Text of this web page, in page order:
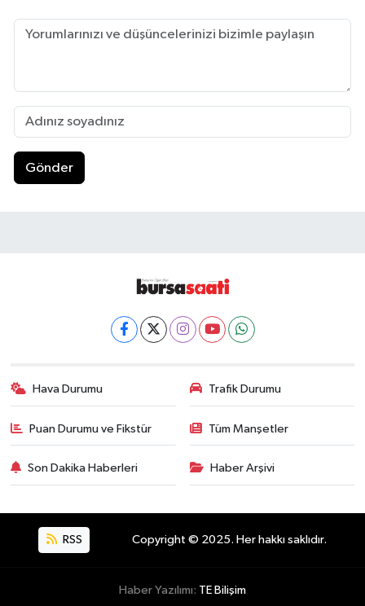
Gönder
Hava Durumu Trafik Durumu
Puan Durumu ve Fikstür Tüm Manşetler
Son Dakika Haberleri Haber Arşivi
RSS Copyright © 2025. Her hakkı saklıdır.
Haber Yazılımı: TE Bilişim